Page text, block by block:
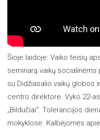
Šioje laidoje: Vaiko teisių
seminarą vaikų
su Didžiasalio vaikų globos
centro direktore. Vyko 22-
„Bildučiai“. Tolerancijos
mokyklose. Kalbėjomės